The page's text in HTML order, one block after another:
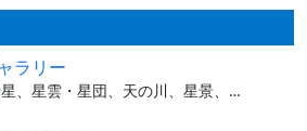
ラリー
、星雲・星団、天の川、星景、…